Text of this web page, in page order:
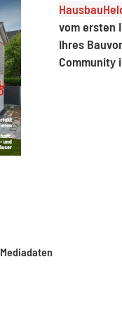
vom ersten
Ihres
Community
Mediadaten